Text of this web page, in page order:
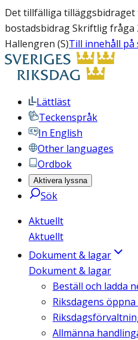
Det tillfälliga
bostadsbidrag Skriftlig fråga
Hallengren (S)Till innehåll på
Lättläst
Teckenspråk
In English
Other languages
Ordbok
Aktivera lyssna
Sök
Aktuellt
Aktuellt
Dokument & lagar
Dokument & lagar
Beställ och ladda
Riksdagens öppna
Allmänna